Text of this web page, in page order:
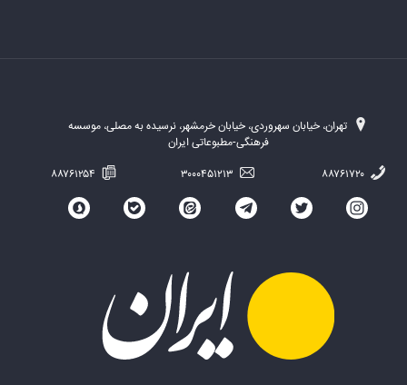
تهران، خیابان سهروردی، خیابان خرمشهر، نرسیده به مصلی، موسسه
فرهنگی-مطبوعاتی ایران